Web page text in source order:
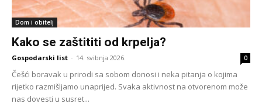
Dom i obitelj
Kako se zaštititi od krpelja?
Gospodarski list - 14. svibnja 2026. 0
Češći boravak u prirodi sa sobom donosi i neka pitanja o kojima
rijetko razmišljamo unaprijed. Svaka aktivnost na otvorenom može
nas dovesti u susret...